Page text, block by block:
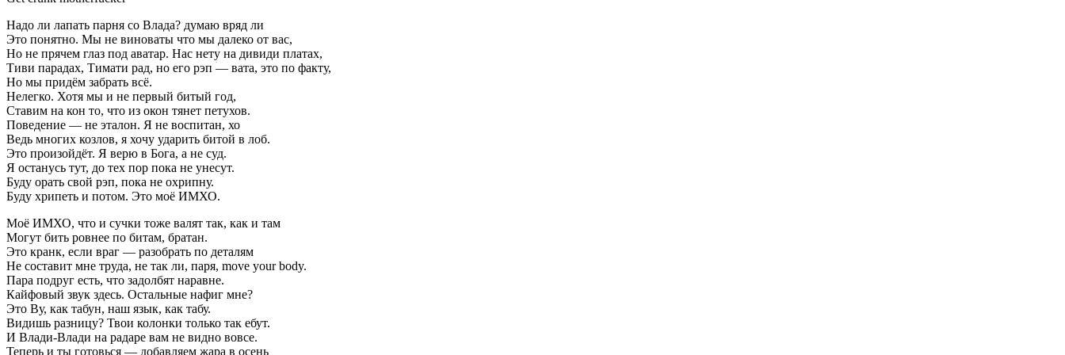
Надо ли лапать парня со Влада? думаю вряд ли
Это понятно. Мы не виноваты что мы далеко от вас,
Но не прячем глаз под аватар. Нас нету на дивиди платах,
Тиви парадах, Тимати рад, но его рэп — вата, это по факту,
Но мы придём забрать всё.
Нелегко. Хотя мы и не первый битый год,
Ставим на кон то, что из окон тянет петухов.
Поведение — не эталон. Я не воспитан, хо
Ведь многих козлов, я хочу ударить битой в лоб.
Это произойдёт. Я верю в Бога, а не суд.
Я останусь тут, до тех пор пока не унесут.
Буду орать свой рэп, пока не охрипну.
Буду хрипеть и потом. Это моё ИМХО.
Моё ИМХО, что и сучки тоже валят так, как и там
Могут бить ровнее по битам, братан.
Это кранк, если враг — разобрать по деталям
Не составит мне труда, не так ли, паря, move your body.
Пара подруг есть, что задолбят наравне.
Кайфовый звук здесь. Остальные нафиг мне?
Это Ву, как табун, наш язык, как табу.
Видишь разницу? Твои колонки только так ебут.
И Влади-Влади на радаре вам не видно вовсе.
Теперь и ты готовься — добавляем жара в осень